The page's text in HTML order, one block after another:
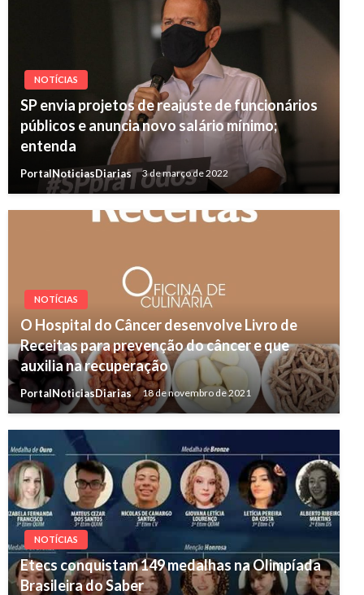
NOTÍCIAS
SP envia projetos de reajuste de funcionários
públicos e anuncia novo salário mínimo;
entenda
PortalNoticiasDiarias 3 de março de 2022
NOTÍCIAS
O Hospital do Câncer desenvolve Livro de
Receitas para prevenção do câncer e que
auxilia na recuperação
PortalNoticiasDiarias 18 de novembro de 2021
NOTÍCIAS
Etecs conquistam 149 medalhas na Olimpíada
Brasileira do Saber